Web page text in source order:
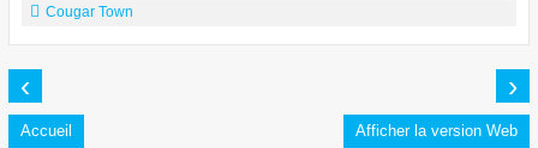
Cougar Town
‹ ›
Accueil Afficher la version Web